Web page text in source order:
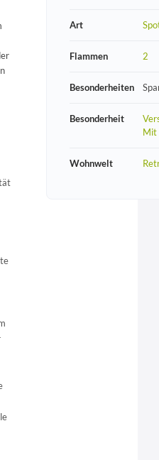
Art
Flammen 2
Besonderheiten
Besonderheit
Mit
Wohnwelt